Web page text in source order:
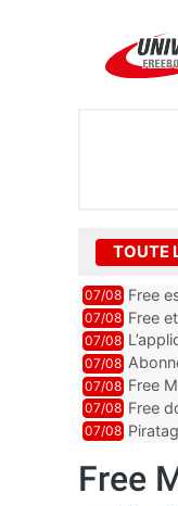
TOUTE
07/08 Free
07/08 Free
07/08
07/08
07/08 Free
des
07/08 Free
07/08
Free